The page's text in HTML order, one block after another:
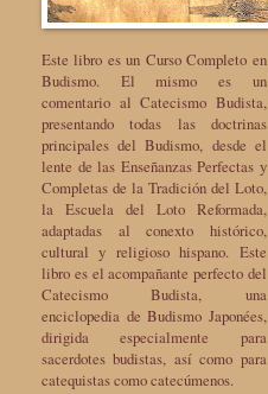
Este libro es un Curso Completo en
Budismo. El mismo es un
comentario al Catecismo Budista,
presentando todas las doctrinas
principales del Budismo, desde el
lente de las Enseñanzas Perfectas y
Completas de la Tradición del Loto,
la Escuela del Loto Reformada,
adaptadas al conexto histórico,
cultural y religioso hispano. Este
libro es el acompañante perfecto del
Catecismo Budista, una
enciclopedia de Budismo Japonées,
dirigida especialmente para
sacerdotes budistas, así como para
catequistas como catecúmenos.